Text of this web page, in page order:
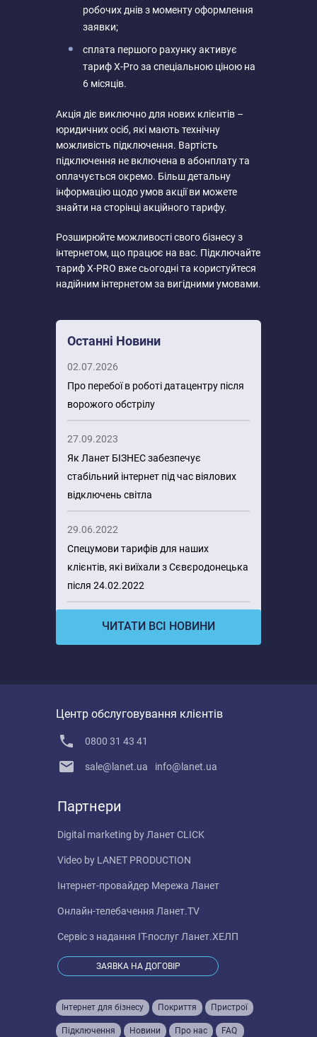
робочих днів з моменту оформлення
заявки;
сплата першого рахунку активує
тариф Х-Pro за спеціальною ціною на
6 місяців.
Акція діє виключно для нових клієнтів –
юридичних осіб, які мають технічну
можливість підключення. Вартість
підключення не включена в абонплату та
оплачується окремо. Більш детальну
інформацію щодо умов акції ви можете
знайти на сторінці акційного тарифу.
Розширюйте можливості свого бізнесу з
інтернетом, що працює на вас. Підключайте
тариф X-PRO вже сьогодні та користуйтеся
надійним інтернетом за вигідними умовами.
Останні Новини
02.07.2026
Про перебої в роботі датацентру після
ворожого обстрілу
27.09.2023
Як Ланет БІЗНЕС забезпечує
стабільний інтернет під час віялових
відключень світла
29.06.2022
Спецумови тарифів для наших
клієнтів, які виїхали з Сєвєродонецька
після 24.02.2022
ЧИТАТИ ВСІ НОВИНИ
Інтернет для бізнесу Покриття Пристрої
Підключення Новини Про нас FAQ
Центр обслуговування клієнтів
0800 31 43 41
sale@lanet.ua info@lanet.ua
Партнери
Digital marketing by Ланет CLICK
Video by LANET PRODUCTION
Інтернет-провайдер Мережа Ланет
Онлайн-телебачення Ланет.TV
Сервіс з надання IT-послуг Ланет.ХЕЛП
ЗАЯВКА НА ДОГОВІР